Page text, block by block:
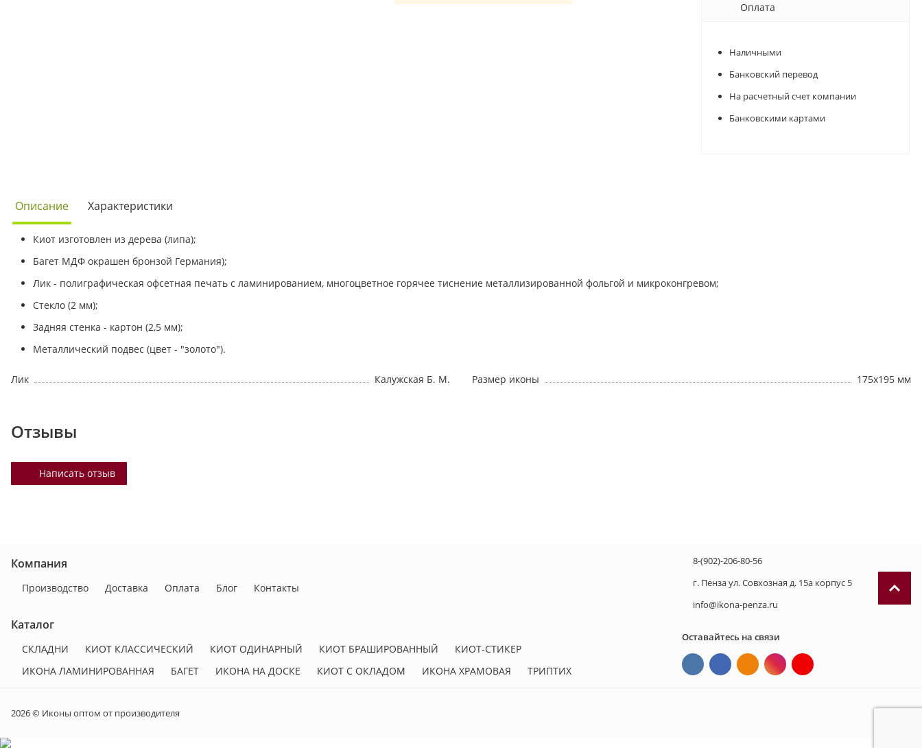
Оплата
Наличными
Банковский перевод
На расчетный счет компании
Банковскими картами
Описание Характеристики
Киот изготовлен из дерева (липа);
Багет МДФ окрашен бронзой Германия);
Лик - полиграфическая офсетная печать с ламинированием, многоцветное горячее тиснение металлизированной фольгой и микроконгревом;
Стекло (2 мм);
Задняя стенка - картон (2,5 мм);
Металлический подвес (цвет - "золото").
Лик Калужская Б. М. Размер иконы 175х195 мм
Отзывы
Написать отзыв
Компания
Производство Доставка Оплата Блог Контакты
Каталог
СКЛАДНИ КИОТ КЛАССИЧЕСКИЙ КИОТ ОДИНАРНЫЙ КИОТ БРАШИРОВАННЫЙ
КИОТ-СТИКЕР
ИКОНА ЛАМИНИРОВАННАЯ
БАГЕТ ИКОНА НА ДОСКЕ КИОТ С ОКЛАДОМ ИКОНА ХРАМОВАЯ ТРИПТИХ
8-(902)-206-80-56
г. Пенза ул. Совхозная д. 15а корпус 5
info@ikona-penza.ru
Оставайтесь на связи
2026 © Иконы оптом от производителя